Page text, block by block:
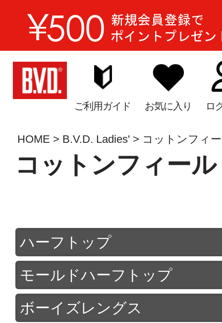
ご利用ガイド お気に入り ロ
HOME B.V.D. Ladies' コットンフィ
コットンフィール
ハーフトップ
モールドハーフトップ
ボーイズレングス